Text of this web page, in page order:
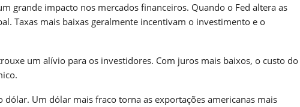
grande impacto nos mercados financeiros. Quando o Fed altera as
Taxas mais baixas geralmente incentivam o investimento e o
um alívio para os investidores. Com juros mais baixos, o custo do
Um dólar mais fraco torna as exportações americanas mais